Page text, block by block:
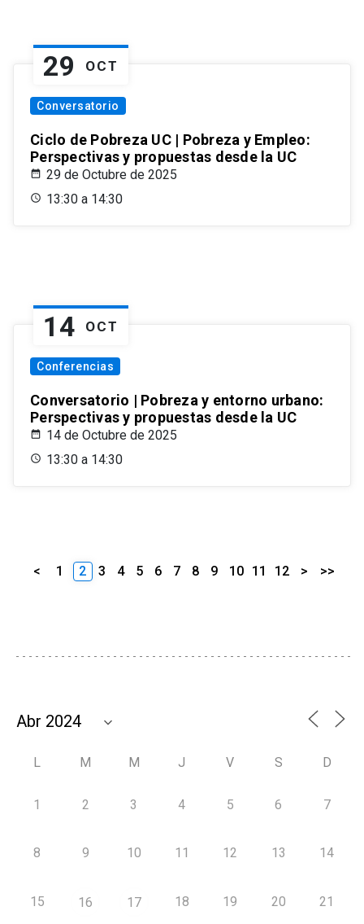
29 OCT
Conversatorio
Ciclo de Pobreza UC | Pobreza y Empleo:
Perspectivas y propuestas desde la UC
29 de Octubre de 2025
13:30 a 14:30
14 OCT
Conferencias
Conversatorio | Pobreza y entorno urbano:
Perspectivas y propuestas desde la UC
14 de Octubre de 2025
13:30 a 14:30
< 1 2 3 4 5 6 7 8 9 10 11 12 > >>
L M M J V S D
1 2 3 4 5 6 7
8 9 10 11 12 13 14
15 16 17 18 19 20 21